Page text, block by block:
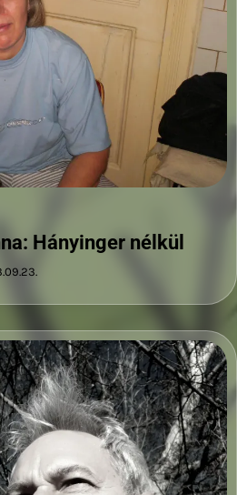
Hányinger nélkül